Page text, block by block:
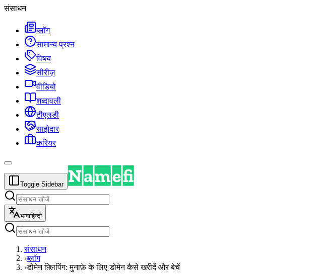
संसाधन
ब्लॉग
सामान्य प्रश्न
विषय
सीरीज़
वीडियो
शब्दावली
टीएलडी
साझेदार
करियर
Toggle Sidebar
भाषाहिन्दी
संसाधन
›ब्लॉग
›डोमेन फ़्लिपिंग: मुनाफ़े के लिए डोमेन कैसे खरीदें और बेचें